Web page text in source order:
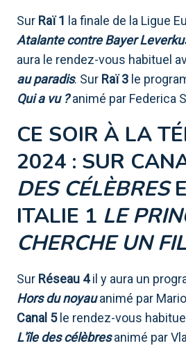
Sur Raï 1 la finale de la Ligue
Atalante contre Bayer
aura le rendez-vous habituel
au paradis. Sur Raï 3 le
Qui a vu ?animé par Federica
CE SOIR À LA
2024 : SUR
DES CÉLÈBRES
ITALIE 1 LE
CHERCHE UN
Sur Réseau 4il y aura un
Hors du noyauanimé par
Canal 5le rendez-vous
L'île des célèbresanimé par